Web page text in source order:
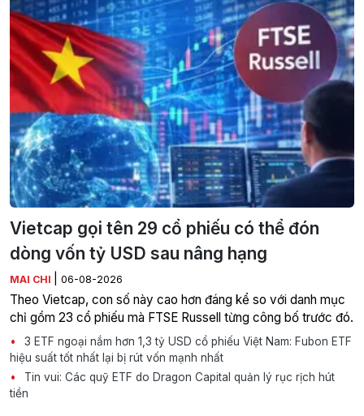
Vietcap gọi tên 29 cổ phiếu có thể đón
dòng vốn tỷ USD sau nâng hạng
MAI CHI 06-08-2026
Theo Vietcap, con số này cao hơn đáng kể so với danh mục
chỉ gồm 23 cổ phiếu mà FTSE Russell từng công bố trước đó.
3 ETF ngoại nắm hơn 1,3 tỷ USD cổ phiếu Việt Nam: Fubon ETF
hiệu suất tốt nhất lại bị rút vốn mạnh nhất
Tin vui: Các quỹ ETF do Dragon Capital quản lý rục rịch hút
tiền